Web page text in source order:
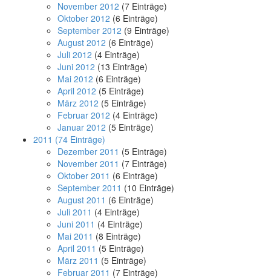
November 2012 (7 Einträge)
Oktober 2012 (6 Einträge)
September 2012 (9 Einträge)
August 2012 (6 Einträge)
Juli 2012 (4 Einträge)
Juni 2012 (13 Einträge)
Mai 2012 (6 Einträge)
April 2012 (5 Einträge)
März 2012 (5 Einträge)
Februar 2012 (4 Einträge)
Januar 2012 (5 Einträge)
2011 (74 Einträge)
Dezember 2011 (5 Einträge)
November 2011 (7 Einträge)
Oktober 2011 (6 Einträge)
September 2011 (10 Einträge)
August 2011 (6 Einträge)
Juli 2011 (4 Einträge)
Juni 2011 (4 Einträge)
Mai 2011 (8 Einträge)
April 2011 (5 Einträge)
März 2011 (5 Einträge)
Februar 2011 (7 Einträge)